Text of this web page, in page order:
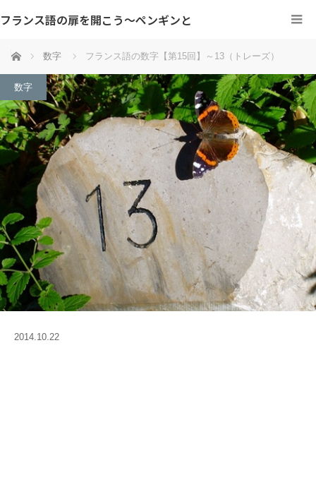
フランス語の扉を開こう～ペンギンと
ホーム 数字 フランス語の数字【第15回】～13（トレーズ）
数字
2014.10.22